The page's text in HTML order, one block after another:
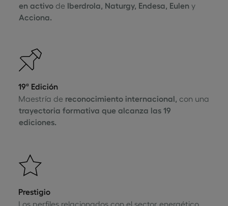
en activode Iberdrola, Naturgy, Endesa, Eulen y
Acciona.
19ª Edición
Maestría de reconocimiento internacional, con una
trayectoria formativa que alcanza las 19
ediciones.
Prestigio
Los perfiles relacionados con el sector energético